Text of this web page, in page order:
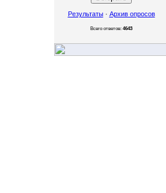
Результаты· Архив опросов
Всего ответов: 4643